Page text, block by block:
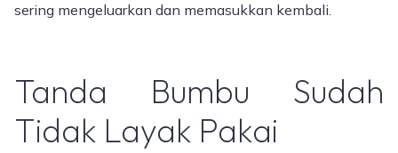
sering mengeluarkan dan memasukkan kembali.
Tanda Bumbu Sudah
Tidak Layak Pakai